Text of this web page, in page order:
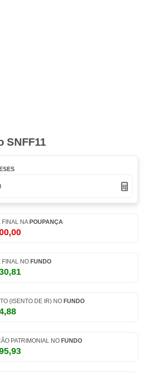
SNFF11
FINAL NA POUPANÇA
FINAL NO FUNDO
(ISENTO DE IR) NO FUNDO
PATRIMONIAL NO FUNDO